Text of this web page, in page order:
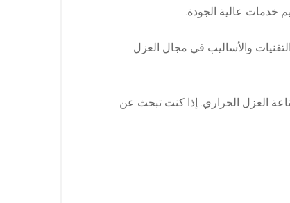
خدمات عالية الجودة.
والأساليب في مجال العزل
العزل الحراري. إذا كنت تبحث عن